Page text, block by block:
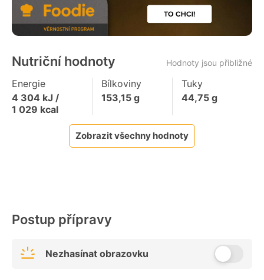
Nutriční hodnoty Hodnoty jsou přibližné
Energie
4 304 kJ /
1 029 kcal
Bílkoviny
153,15g
Tuky
44,75g
Zobrazit všechny hodnoty
Postup přípravy
Nezhasínat obrazovku